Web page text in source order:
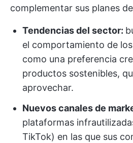
complementar sus planes
Tendencias del sector:
el comportamiento de
como una preferencia
productos sostenibles,
aprovechar.
Nuevos canales de
plataformas
TikTok) en las que sus